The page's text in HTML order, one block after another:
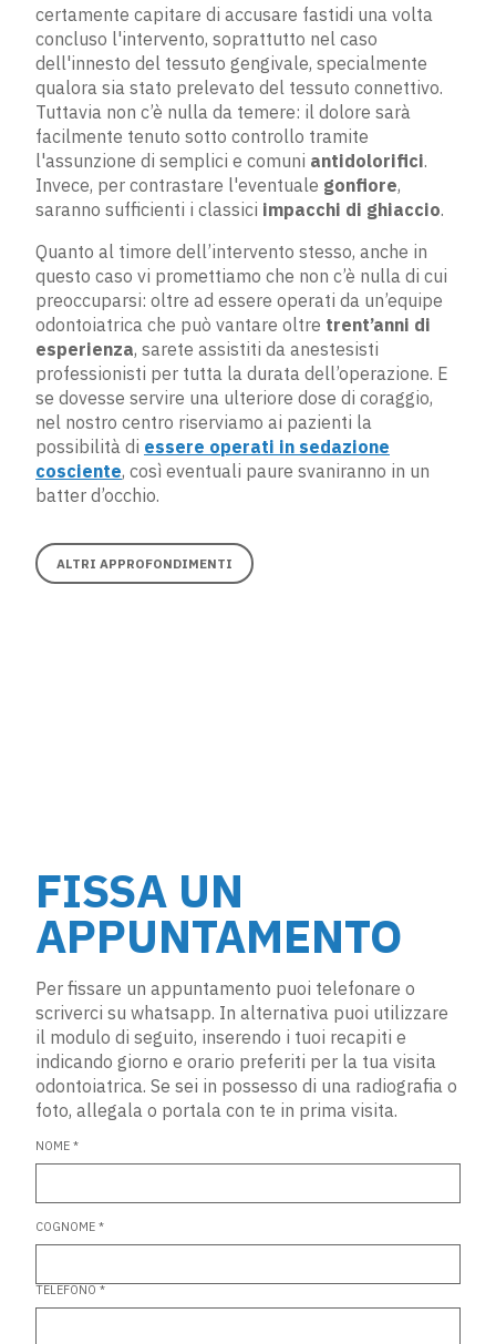
certamente capitare di accusare fastidi una volta
concluso l'intervento, soprattutto nel caso
dell'innesto del tessuto gengivale, specialmente
qualora sia stato prelevato del tessuto connettivo.
Tuttavia non c’è nulla da temere: il dolore sarà
facilmente tenuto sotto controllo tramite
l'assunzione di semplici e comuni antidolorifici.
Invece, per contrastare l'eventuale gonfiore,
saranno sufficienti i classici impacchi di ghiaccio.
Quanto al timore dell’intervento stesso, anche in
questo caso vi promettiamo che non c’è nulla di cui
preoccuparsi: oltre ad essere operati da un’equipe
odontoiatrica che può vantare oltre trent’anni di
esperienza, sarete assistiti da anestesisti
professionisti per tutta la durata dell’operazione. E
se dovesse servire una ulteriore dose di coraggio,
nel nostro centro riserviamo ai pazienti la
possibilità di essere operati in sedazione
cosciente, così eventuali paure svaniranno in un
batter d’occhio.
ALTRI APPROFONDIMENTI
FISSA UN
APPUNTAMENTO
Per fissare un appuntamento puoi telefonare o
scriverci su whatsapp. In alternativa puoi utilizzare
il modulo di seguito, inserendo i tuoi recapiti e
indicando giorno e orario preferiti per la tua visita
odontoiatrica. Se sei in possesso di una radiografia o
foto, allegala o portala con te in prima visita.
NOME *
COGNOME *
TELEFONO *